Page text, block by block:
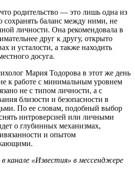
родительство — это лишь одна из
сохранять баланс между ними, не
личности. Она рекомендовала в
друг к другу, открыто
и усталости, а также находить
досуга.
Мария Тодорова в этот же день
к работе с минимальным уровнем
не с типом личности, а с
близости и безопасности в
По ее словам, подобный выбор
интроверсией или личными
о глубинных механизмах,
и опытом
канале «Известия» в мессенджере